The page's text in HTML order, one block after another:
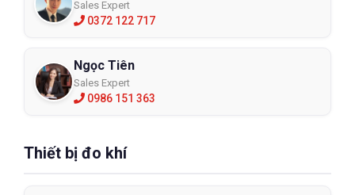
Sales Expert
0372 122 717
Ngọc Tiên
Sales Expert
0986 151 363
Thiết bị đo khí